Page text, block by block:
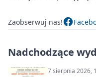
Zaobserwuj nas!
Nadchodzące
7 sierpnia 2026,